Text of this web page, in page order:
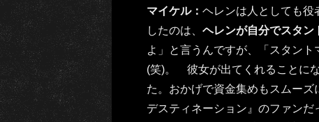
マイケル： ヘレンは人としても役
したのは、 ヘレンが自分でスタン
よ」と言うんですが、「スタン
(笑)。 彼女が出てくれることに
た。おかげで資金集めもスムー
デスティネーション』のファンだ